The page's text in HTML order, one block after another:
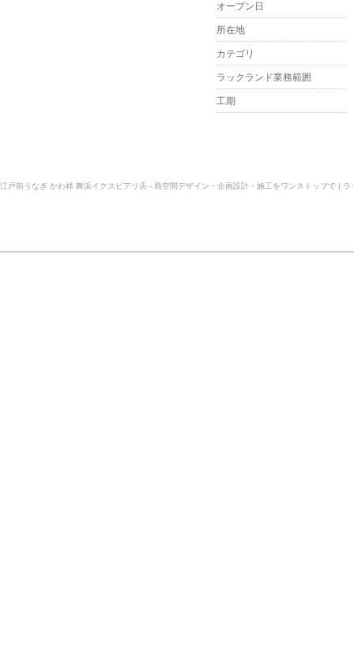
オープン日
所在地
カテゴリ
ラックランド業務範囲
工期
江戸前うなぎ かわ祥 舞浜イクスピアリ店 - 商空間デザイン・企画設計・施工をワンストップで |